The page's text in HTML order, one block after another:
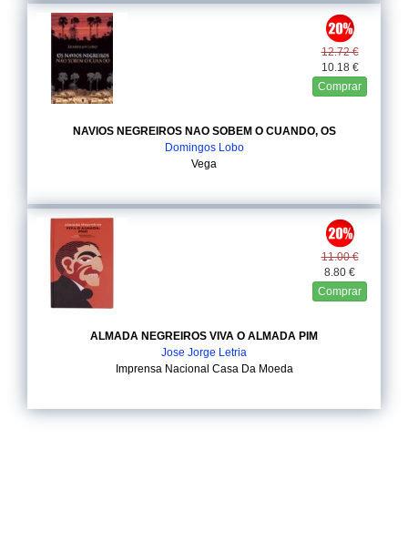
12.72 €
10.18 €
Comprar
NAVIOS NEGREIROS NAO SOBEM O CUANDO, OS
Domingos Lobo
Vega
11.00 €
8.80 €
Comprar
ALMADA NEGREIROS VIVA O ALMADA PIM
Jose Jorge Letria
Imprensa Nacional Casa Da Moeda